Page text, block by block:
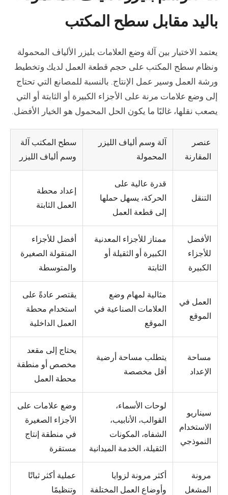
باليد مقابل سطح المكتب
يعتمد الاختيار بين آلة وضع العلامات بليزر الألياف المحمولة
ونظام سطح المكتب على حجم قطعة العمل لديك وتخطيط
ورشة العمل وسير عمل الإنتاج. بالنسبة للمصانع التي تحتاج
إلى وضع علامات مرنة على الأجزاء الكبيرة أو الثابتة أو التي
يصعب نقلها، غالبًا ما يكون الحل المحمول هو الخيار الأفضل.
عنصر
المقارنة
آلة وسم ألياف الليزر
المحمولة
سطح المكتب آلة
وسم ألياف الليزر
التنقل
قدرة عالية على
الحركة، يسهل حملها
إلى قطعة العمل
إعداد محطة
العمل الثابتة
الأفضل
للأجزاء
الكبيرة
ممتاز للأجزاء المعدنية
الكبيرة أو الثقيلة أو
الثابتة
أفضل للأجزاء
المنقولة الصغيرة
والمتوسطة
العمل في
الموقع
مثالية لمهام وضع
العلامات الصناعية في
الموقع
يقتصر عادةً على
استخدام محطة
العمل الداخلية
مساحة
الإعداد
يتطلب مساحة أرضية
أقل مخصصة
يحتاج إلى مقعد
مخصص أو منطقة
محطة العمل
سيناريو
الاستخدام
النموذجي
لوحات الأسماء،
القوالب، الأنابيب،
الشفاه، المكونات
الثقيلة، الخدمة الميدانية
وضع علامات على
الأجزاء الصغيرة
في منطقة إنتاج
مستقرة
مرونة
المشغل
أكثر مرونة لزوايا
وأوضاع العمل المختلفة
عملية أكثر ثباتًا
وتنظيمًا